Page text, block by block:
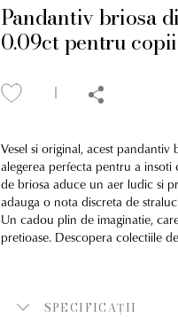
Pandantiv briosa
0.09ct pentru copii
Vesel si original, acest
alegerea perfecta pentru a
de briosa aduce un aer ludic si
adauga o nota discreta de
Un cadou plin de imaginatie,
pretioase. Descopera colectiile
SPECIFICAȚII